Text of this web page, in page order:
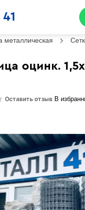
41
металлическая
оцинк.
Оставить отзыв В